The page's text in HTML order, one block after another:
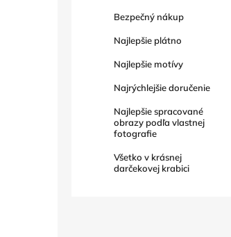
Bezpečný nákup
Najlepšie plátno
Najlepšie motívy
Najrýchlejšie doručenie
Najlepšie spracované
obrazy podľa vlastnej
fotografie
Všetko v krásnej
darčekovej krabici